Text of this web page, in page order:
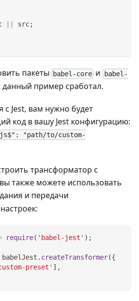
src;
пакеты babel-core и babel-
данный пример сработал.
с Jest, вам нужно будет
код в вашу Jest конфигурацию:
"path/to/custom-
трансформатор с
также можете использовать
и передачи
require( 'babel-jest' ) ;
babelJest . createTransformer({
preset' ] ,